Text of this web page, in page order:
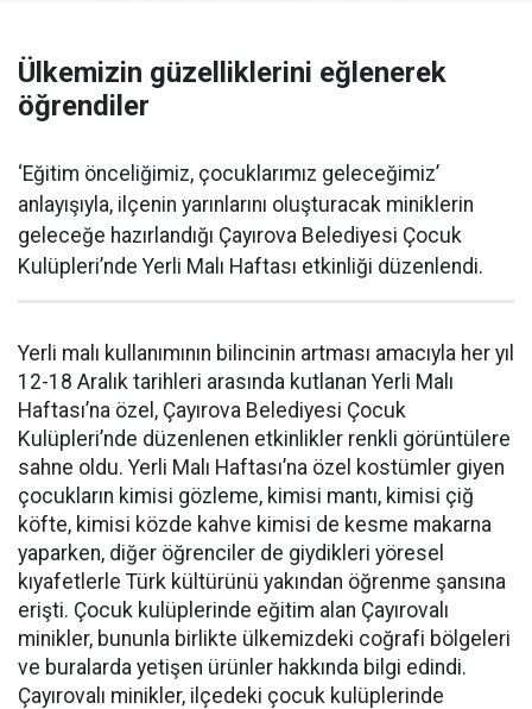
Ülkemizin güzelliklerini eğlenerek
öğrendiler
‘Eğitim önceliğimiz, çocuklarımız geleceğimiz’
anlayışıyla, ilçenin yarınlarını oluşturacak miniklerin
geleceğe hazırlandığı Çayırova Belediyesi Çocuk
Kulüpleri’nde Yerli Malı Haftası etkinliği düzenlendi.
Yerli malı kullanımının bilincinin artması amacıyla her yıl
12-18 Aralık tarihleri arasında kutlanan Yerli Malı
Haftası’na özel, Çayırova Belediyesi Çocuk
Kulüpleri’nde düzenlenen etkinlikler renkli görüntülere
sahne oldu. Yerli Malı Haftası’na özel kostümler giyen
çocukların kimisi gözleme, kimisi mantı, kimisi çiğ
köfte, kimisi közde kahve kimisi de kesme makarna
yaparken, diğer öğrenciler de giydikleri yöresel
kıyafetlerle Türk kültürünü yakından öğrenme şansına
erişti. Çocuk kulüplerinde eğitim alan Çayırovalı
minikler, bununla birlikte ülkemizdeki coğrafi bölgeleri
ve buralarda yetişen ürünler hakkında bilgi edindi.
Çayırovalı minikler, ilçedeki çocuk kulüplerinde